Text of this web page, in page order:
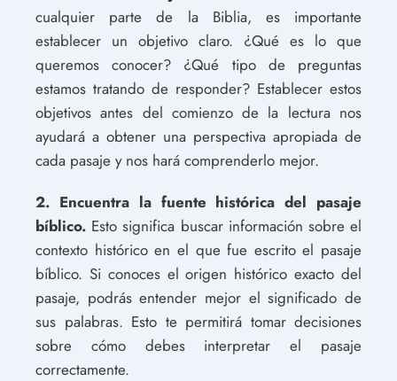
cualquier parte de la Biblia, es importante
establecer un objetivo claro. ¿Qué es lo que
queremos conocer? ¿Qué tipo de preguntas
estamos tratando de responder? Establecer estos
objetivos antes del comienzo de la lectura nos
ayudará a obtener una perspectiva apropiada de
cada pasaje y nos hará comprenderlo mejor.
2. Encuentra la fuente histórica del pasaje
bíblico. Esto significa buscar información sobre el
contexto histórico en el que fue escrito el pasaje
bíblico. Si conoces el origen histórico exacto del
pasaje, podrás entender mejor el significado de
sus palabras. Esto te permitirá tomar decisiones
sobre cómo debes interpretar el pasaje
correctamente.